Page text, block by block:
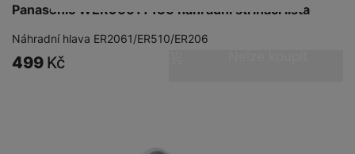
Panasonic WER9601Y136 náhradní střihací lišta
Náhradní hlava ER2061/ER510/ER206
499 Kč